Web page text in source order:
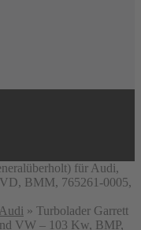
für Audi,
BMM, 765261-0005,
Audi » Turbolader Garrett
VW – 103 Kw, BMP,